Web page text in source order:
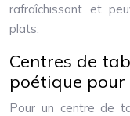
rafraîchissant et
plats.
Centres de
poétique pour
Pour un centre de